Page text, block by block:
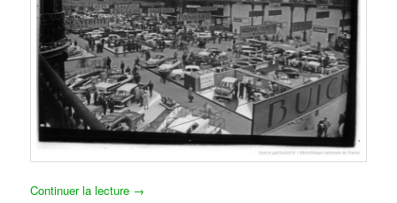
Continuer la lecture →